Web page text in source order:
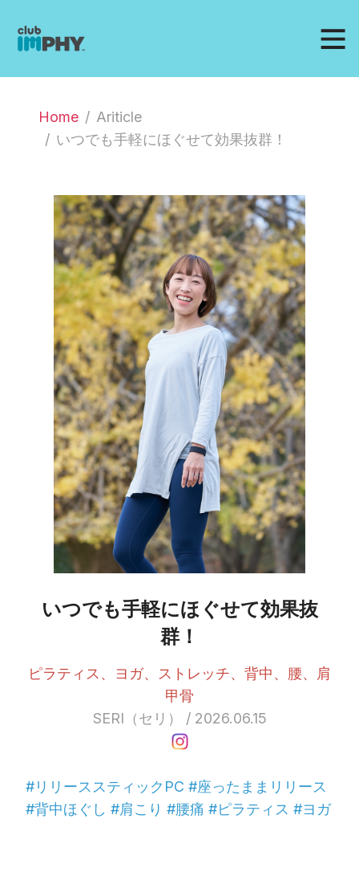
Home
Ariticle
いつでも手軽にほぐせて効果抜群！
いつでも手軽にほぐせて効果抜
群！
ピラティス、ヨガ、ストレッチ、背中、腰、肩
甲骨
SERI（セリ） / 2026.06.15
#リリーススティックPC #座ったままリリース
#背中ほぐし #肩こり #腰痛 #ピラティス #ヨガ